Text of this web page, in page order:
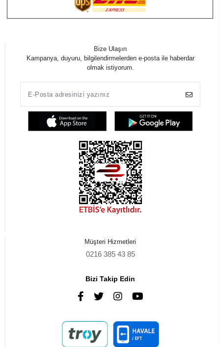
Bize Ulaşın
Kampanya, duyuru, bilgilendirmelerden e-posta ile haberdar
olmak istiyorum.
Müşteri Hizmetleri
0216 385 43 85
Bizi Takip Edin